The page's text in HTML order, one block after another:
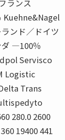
ランス
ンド／ドイツ
ダ ―100％
Servisco
Logistic
Trans
280.0 2600
19400 441